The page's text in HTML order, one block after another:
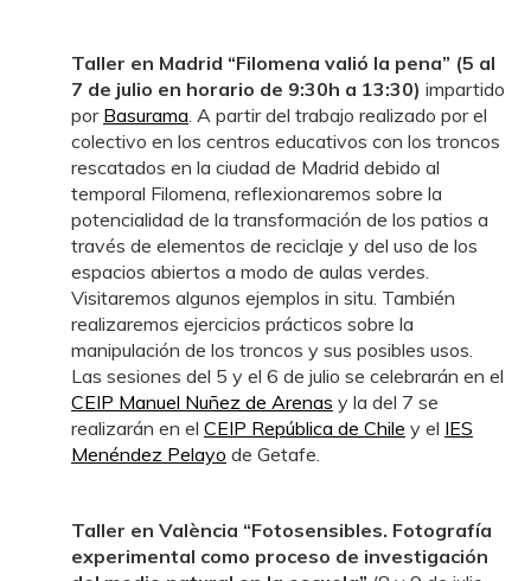
Taller en Madrid “Filomena valió la pena” (5 al
7 de julio en horario de 9:30h a 13:30) impartido
por Basurama . A partir del trabajo realizado por el
colectivo en los centros educativos con los troncos
rescatados en la ciudad de Madrid debido al
temporal Filomena, reflexionaremos sobre la
potencialidad de la transformación de los patios a
través de elementos de reciclaje y del uso de los
espacios abiertos a modo de aulas verdes.
Visitaremos algunos ejemplos in situ. También
realizaremos ejercicios prácticos sobre la
manipulación de los troncos y sus posibles usos.
Las sesiones del 5 y el 6 de julio se celebrarán en el
CEIP Manuel Nuñez de Arenas y la del 7 se
realizarán en el CEIP República de Chile y el IES
Menéndez Pelayo de Getafe.
Taller en València “Fotosensibles. Fotografía
experimental como proceso de investigación